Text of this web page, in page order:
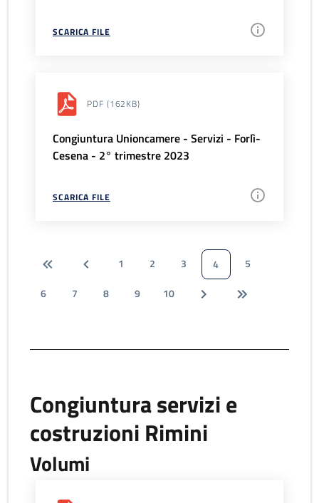
SCARICA FILE
PDF (162KB)
Congiuntura Unioncamere - Servizi - Forlì-
Cesena - 2° trimestre 2023
SCARICA FILE
1 2 3 4
5
6
7 8 9 10
Congiuntura servizi e
costruzioni Rimini
Volumi